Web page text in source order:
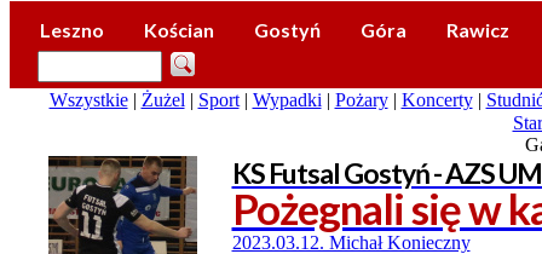
Leszno Kościan Gostyń Góra Rawicz
Wszystkie| Żużel | Sport| Wypadki | Pożary| Koncerty|
KS Futsal Gostyń - AZS
Pożegnali się w
2023.03.12. Michał Konieczny